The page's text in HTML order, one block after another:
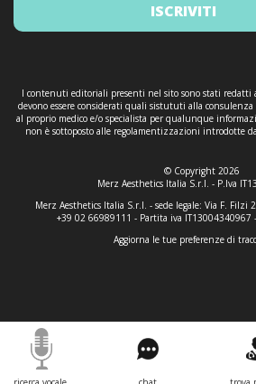
ISCRIVITI
I contenuti editoriali presenti nel sito sono stati redatti
devono essere considerati quali sistututi alla consulenza
al proprio medico e/o specialista per qualunque
non è sottoposto alle regolamentizzazioni introdotte
© Copyright 2026
Merz Aesthetics Italia S.r.l. - P.Iva
Merz Aesthetics Italia S.r.l. - sede legale: Via F. Filzi
+39 02 66989111 - Partita iva IT13004340967
Aggiorna le tue preferenze di